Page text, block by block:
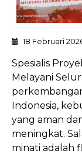
18 Februari
Spesialis
Melayani
Indonesia,
yang aman
meningkat.
minati adalah